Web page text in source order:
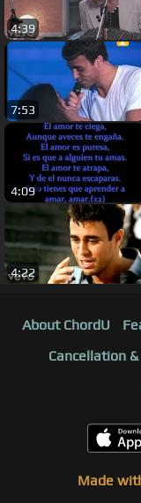
4:39
7:53
4:09
4:22
About ChordU
Cancellation
Made